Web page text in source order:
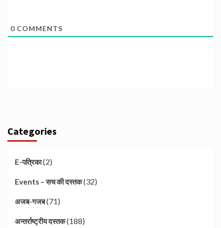
0 COMMENTS
Categories
E-पत्रिका(2)
Events – सच की दस्तक(32)
अजब-गजब(71)
अन्तर्राष्ट्रीय दस्तक(188)